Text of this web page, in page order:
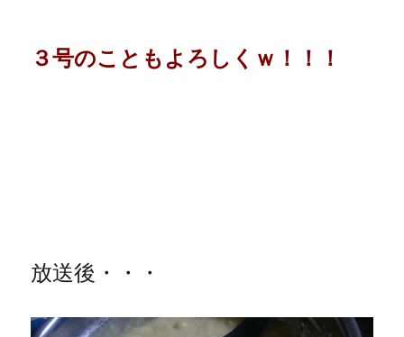
３号のこともよろしくｗ！！！
放送後・・・